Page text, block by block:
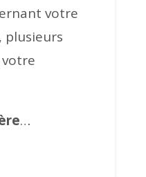
votre
plusieurs
…